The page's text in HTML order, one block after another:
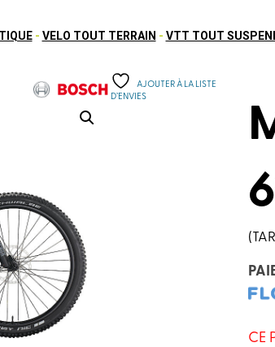
- VELO TOUT TERRAIN - VTT TOUT
AJOUTER À LA LISTE
D’ENVIES
CE